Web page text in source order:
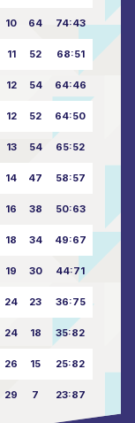
10 64 74:43
11 52 68:51
12 54 64:46
12 52 64:50
13 54 65:52
14 47 58:57
16 38 50:63
18 34 49:67
19 30 44:71
24 23 36:75
24 18 35:82
26 15 25:82
29 7 23:87